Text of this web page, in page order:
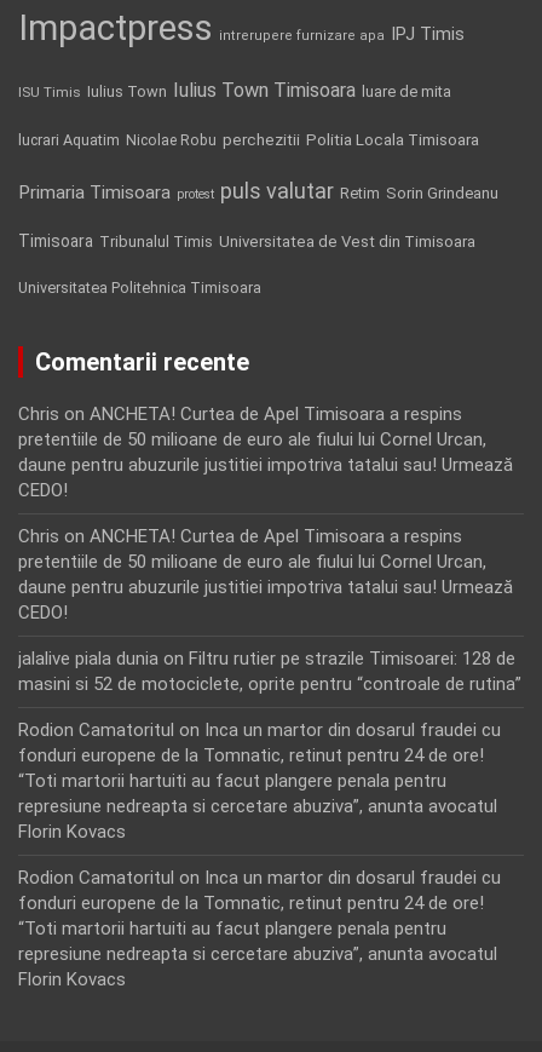
Impactpress intrerupere furnizare apa IPJ Timis
ISU Timis Iulius Town Iulius Town Timisoara luare de mita
lucrari Aquatim Nicolae Robu perchezitii Politia Locala Timisoara
Primaria Timisoara protest puls valutar Retim Sorin Grindeanu
Timisoara Tribunalul Timis Universitatea de Vest din Timisoara
Universitatea Politehnica Timisoara
Comentarii recente
Chris on ANCHETA! Curtea de Apel Timisoara a respins
pretentiile de 50 milioane de euro ale fiului lui Cornel Urcan,
daune pentru abuzurile justitiei impotriva tatalui sau! Urmează
CEDO!
Chris on ANCHETA! Curtea de Apel Timisoara a respins
pretentiile de 50 milioane de euro ale fiului lui Cornel Urcan,
daune pentru abuzurile justitiei impotriva tatalui sau! Urmează
CEDO!
jalalive piala dunia on Filtru rutier pe strazile Timisoarei: 128 de
masini si 52 de motociclete, oprite pentru “controale de rutina”
Rodion Camatoritul on Inca un martor din dosarul fraudei cu
fonduri europene de la Tomnatic, retinut pentru 24 de ore!
“Toti martorii hartuiti au facut plangere penala pentru
represiune nedreapta si cercetare abuziva”, anunta avocatul
Florin Kovacs
Rodion Camatoritul on Inca un martor din dosarul fraudei cu
fonduri europene de la Tomnatic, retinut pentru 24 de ore!
“Toti martorii hartuiti au facut plangere penala pentru
represiune nedreapta si cercetare abuziva”, anunta avocatul
Florin Kovacs